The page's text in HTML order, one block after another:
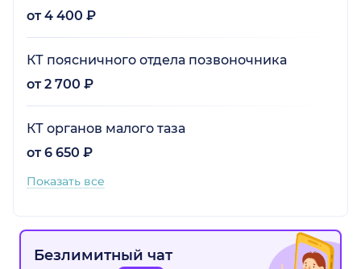
от 4 400 ₽
КТ поясничного отдела позвоночника
от 2 700 ₽
КТ органов малого таза
от 6 650 ₽
Показать все
Безлимитный чат